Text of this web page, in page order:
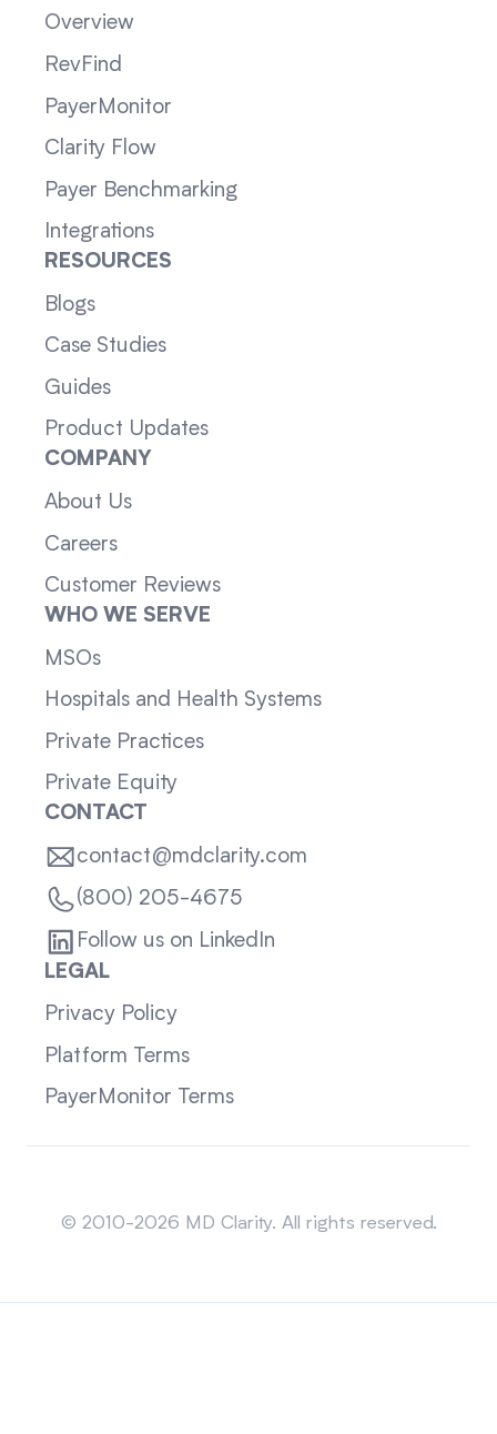
Overview
RevFind
PayerMonitor
Clarity Flow
Payer Benchmarking
Integrations
RESOURCES
Blogs
Case Studies
Guides
Product Updates
COMPANY
About Us
Careers
Customer Reviews
WHO WE SERVE
MSOs
Hospitals and Health Systems
Private Practices
Private Equity
CONTACT
contact@mdclarity.com
(800) 205-4675
Follow us on LinkedIn
LEGAL
Privacy Policy
Platform Terms
PayerMonitor Terms
© 2010-2026 MD Clarity. All rights reserved.